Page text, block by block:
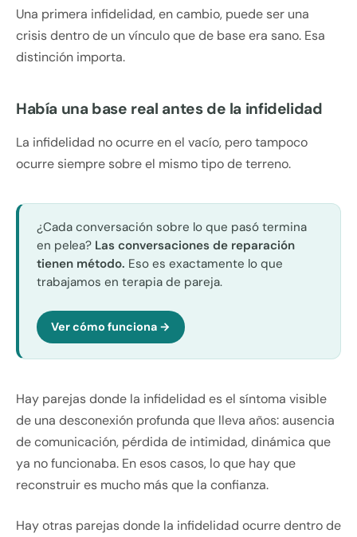
Una primera infidelidad, en cambio, puede ser una
crisis dentro de un vínculo que de base era sano. Esa
distinción importa.
Había una base real antes de la infidelidad
La infidelidad no ocurre en el vacío, pero tampoco
ocurre siempre sobre el mismo tipo de terreno.
¿Cada conversación sobre lo que pasó termina
en pelea? Las conversaciones de reparación
tienen método. Eso es exactamente lo que
trabajamos en terapia de pareja.
Ver cómo funciona →
Hay parejas donde la infidelidad es el síntoma visible
de una desconexión profunda que lleva años: ausencia
de comunicación, pérdida de intimidad, dinámica que
ya no funcionaba. En esos casos, lo que hay que
reconstruir es mucho más que la confianza.
Hay otras parejas donde la infidelidad ocurre dentro de